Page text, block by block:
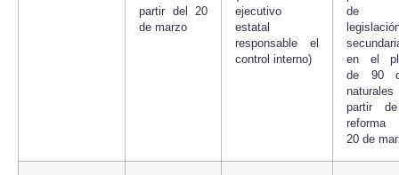
partir del 20
de marzo
ejecutivo
estatal
responsable el
control interno)
de
en el
de 90
partir
reforma
20 de